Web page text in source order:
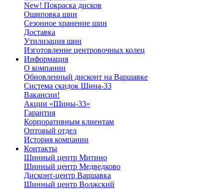
New! Покраска дисков
Ошиповка шин
Сезонное хранение шин
Доставка
Утилизация шин
Изготовление центровочных колец
Информация
О компании
Обновленный дисконт на Варшавке
Система скидок Шина-33
Вакансии!
Акции «Шины-33»
Гарантия
Корпоративным клиентам
Оптовый отдел
История компании
Контакты
Шинный центр Митино
Шинный центр Медведково
Дисконт-центр Варшавка
Шинный центр Волжский